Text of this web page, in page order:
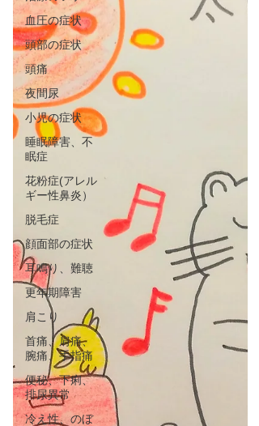
血圧の症状
頭部の症状
頭痛
夜間尿
小児の症状
睡眠障害、不
眠症
花粉症(アレル
ギー性鼻炎）
脱毛症
顔面部の症状
耳鳴り、難聴
更年期障害
肩こり
首痛、肩痛、
腕痛、手指痛
便秘、下痢、
排尿異常
冷え性、のぼ